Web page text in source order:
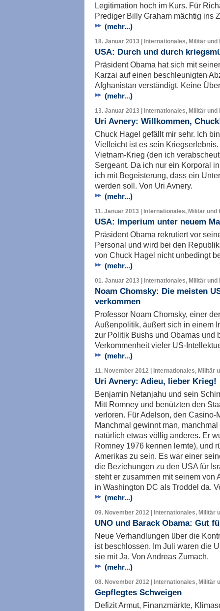
Legitimation hoch im Kurs. Für
Prediger Billy Graham mächtig ins
(mehr...)
18. Januar 2013 | Internationales, Militär und
USA: Durch und durch
Präsident Obama hat sich mit
Karzai auf einen beschleunigten
Afghanistan verständigt. Keine
(mehr...)
13. Januar 2013 | Internationales, Militär und
Uri Avnery: Willkommen,
Chuck Hagel gefällt mir sehr. Ich
Vielleicht ist es sein
Vietnam-Krieg (den ich
Sergeant. Da ich nur ein Korporal
ich mit Begeisterung, dass ein
werden soll. Von Uri Avnery.
(mehr...)
11. Januar 2013 | Internationales, Militär und
USA: Imperium unter neuem
Präsident Obama rekrutiert vor
Personal und wird bei den
von Chuck Hagel nicht unbedingt
(mehr...)
01. Januar 2013 | Internationales, Militär und
Noam Chomsky: Die meisten
verkommen
Professor Noam Chomsky, einer
Außenpolitik, äußert sich in einem
zur Politik Bushs und Obamas und
Verkommenheit vieler US-
(mehr...)
11. November 2012 | Internationales, Militär
Uri Avnery: Adieu, lieber Krieg!
Benjamin Netanjahu und sein
Mitt Romney und benützten den
verloren. Für Adelson, den
Manchmal gewinnt man,
natürlich etwas völlig anderes. Er
Romney 1976 kennen lernte), und
Amerikas zu sein. Es war einer
die Beziehungen zu den USA für
steht er zusammen mit seinem von
in Washington DC als Troddel da.
(mehr...)
09. November 2012 | Internationales, Militär
UNO und Barack Obama: Gut
Neue Verhandlungen über die
ist beschlossen. Im Juli waren die
sie mit Ja. Von Andreas Zumach.
(mehr...)
08. November 2012 | Internationales, Militär
Gepflegtes Schweigen
Defizit Armut, Finanzmärkte,